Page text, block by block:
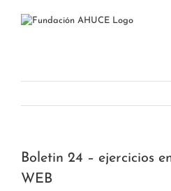
Boletin 24 – ejercicios
WEB